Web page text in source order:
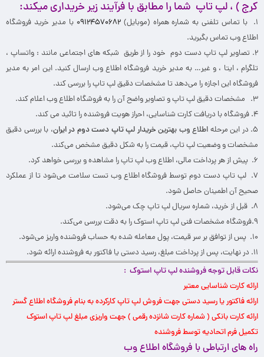
کرج ) ،لپ تاپ شما را مطابق با فرآیند زیر خریداری میکند:
۱. با تماس تلفنی به شماره همراه (موبایل) ۰۹۱۲۴۵۷۰۶۸۲ با مدیر خرید فروشگاه
اطلاع وب تماس بگیرید.
۲. تصاویر لپ تاپ دست دوم خود را از طریق شبکه های اجتماعی مانند : واتساپ ،
تلگرام ، ایتا ، و غیر… به مدیر خرید فروشگاه اطلاع وب ارسال کنید. این امر به مدیر
فروشگاه این اجازه را می‌دهد تا مشخصات دقیق لپ تاپ را بررسی کند.
۳. مشخصات دقیق لپ تاپ و تصاویر واضح آن را به فروشگاه اطلاع وب اعلام کند.
۴. فروشگاه با دریافت کارت شناسایی، احراز هویت فروشنده را تائید می کند.
۵. در این مرحله
اطلاع وب بهترین خریدار لپ تاپ دست دوم در ایران، با بررسی دقیق
مشخصات و وضعیت لپ تاپ، قیمت را به شکل دقیق مشخص می‌کند.
۶. پیش از هر پرداخت مالی، اطلاع وب لپ تاپ را مشاهده و بررسی خواهد کرد.
۷. لپ تاپ دست دوم توسط فروشگاه اطلاع وب تست سلامت می‌شود تا از عملکرد
صحیح آن اطمینان حاصل شود.
۸. قبل از خرید، شماره سریال لپ تاپ چک می‌شود.
۹.فروشگاه مشخصات فنی لپ تاپ استوک را به دقت بررسی می‌کند.
۱۰. پس از توافق بر سر قیمت، پول معامله شده به حساب فروشنده واریز می‌شود.
۱۱. در نهایت، پس از پرداخت مبلغ، رسید دستی یا فاکتور به فروشنده ارائه ‌شود.
نکات قابل توجه فروشنده لپ تاپ استوک :
ارائه کارت شناسایی معتبر
ارائه فاکتور یا رسید دستی جهت فروش لپ تاپ کارکرده به بنامفروشگاه اطلاع گستر
ارائه کارت بانکی ( شماره کارت شانزده رقمی ) جهت واریزی مبلغ لپ تاپ استوک
تکمیل فرم اتحادیه توسط فروشنده
راه های ارتباطی با فروشگاه اطلاع وب